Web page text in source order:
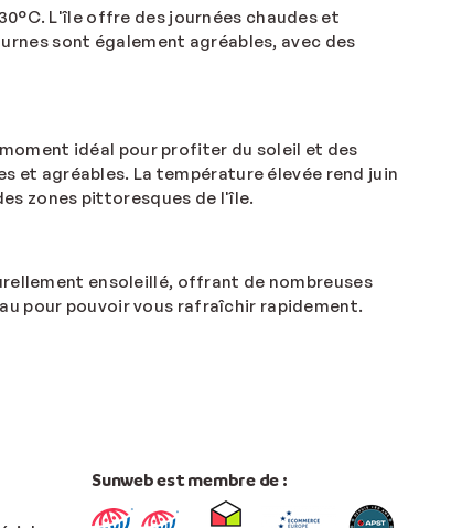
L'île offre des journées chaudes et
sont également agréables, avec des
idéal pour profiter du soleil et des
et agréables. La température élevée rend juin
zones pittoresques de l'île.
ensoleillé, offrant de nombreuses
pour pouvoir vous rafraîchir rapidement.
Sunweb est membre de :